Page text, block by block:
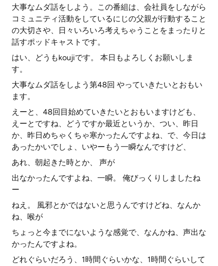
大事なムダ話をしよう。この番組は、会社員をしながら
コミュニティ活動をしているにじの父親が行動すること
の大切さや、日々いろいろ考えちゃうことをまったりと
話すポッドキャストです。
はい、どうもkoujiです。 本日もよろしくお願いしま
す。
大事なムダ話をしよう第48回 やっていきたいとおもい
ます。
えーと、48回目始めていきたいとおもいますけども、
えーとですね、どうですか最近というか、つい、昨日
か、昨日めちゃくちゃ寒かったんですよね、で、今日は
あったかいでしょ、いやーもう一瞬なんですけど、
あれ、朝起きた時とか、 声が
出なかったんですよね、一瞬。 俺びっくりしましたね
ー
ねえ。 風邪とかではないと思うんですけどね、なんか
ね、喉が
ちょっと今までにないような感覚で、なんかね、声出な
かったんですよね。
どれぐらいだろう、1時間ぐらいかな、1時間ぐらいして